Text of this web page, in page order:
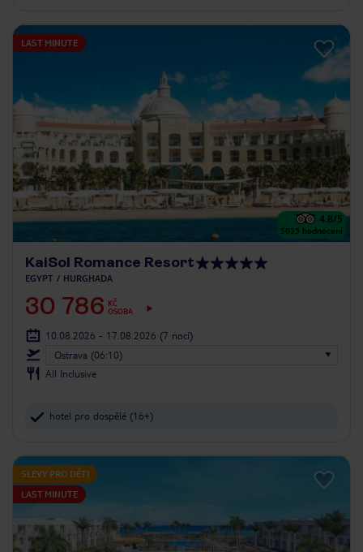
LAST MINUTE
4.8/5
5035 hodnocení
KaiSol Romance Resort
EGYPT HURGHADA
30 786 KČ
OSOBA
10.08.2026 - 17.08.2026 (7 nocí)
Ostrava (06:10)
All Inclusive
hotel pro dospělé (16+)
SLEVY PRO DĚTI
LAST MINUTE